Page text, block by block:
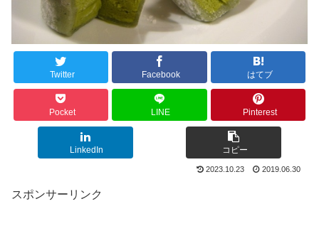
Twitter Facebook はてブ
Pocket LINE Pinterest
LinkedIn コピー
2023.10.23 2019.06.30
スポンサーリンク